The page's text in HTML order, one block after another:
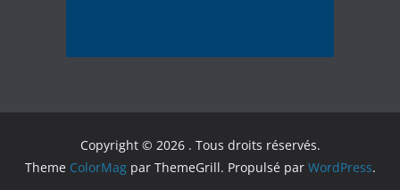
Copyright © 2026 . Tous droits réservés.
Theme ColorMagpar ThemeGrill. Propulsé par WordPress.